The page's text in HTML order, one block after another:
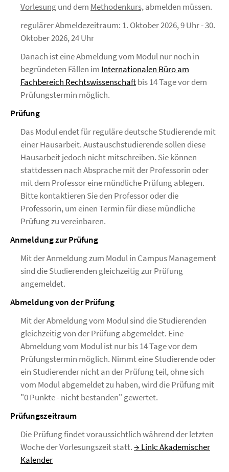
Vorlesungund dem Methodenkurs,abmelden müssen.
regulärer Abmeldezeitraum: 1. Oktober 2026, 9 Uhr - 30.
Oktober 2026, 24 Uhr
Danach ist eine Abmeldung vom Modul nur noch in
begründeten Fällen im Internationalen Büro am
Fachbereich Rechtswissenschaftbis 14 Tage vor dem
Prüfungstermin möglich.
Prüfung
Das Modul endet für reguläre deutsche Studierende mit
einer Hausarbeit. Austauschstudierende sollen diese
Hausarbeit jedoch nicht mitschreiben. Sie können
stattdessen nach Absprache mit der Professorin oder
mit dem Professor eine mündliche Prüfung ablegen.
Bitte kontaktieren Sie den Professor oder die
Professorin, um einen Termin für diese mündliche
Prüfung zu vereinbaren.
Anmeldung zur Prüfung
Mit der Anmeldung zum Modul in Campus Management
sind die Studierenden gleichzeitig zur Prüfung
angemeldet.
Abmeldung von der Prüfung
Mit der Abmeldung vom Modul sind die Studierenden
gleichzeitig von der Prüfung abgemeldet. Eine
Abmeldung vom Modul ist nur bis 14 Tage vor dem
Prüfungstermin möglich. Nimmt eine Studierende oder
ein Studierender nicht an der Prüfung teil, ohne sich
vom Modul abgemeldet zu haben, wird die Prüfung mit
"0 Punkte - nicht bestanden" gewertet.
Prüfungszeitraum
Die Prüfung findet voraussichtlich während der letzten
Woche der Vorlesungszeit statt.→ Link: Akademischer
Kalender